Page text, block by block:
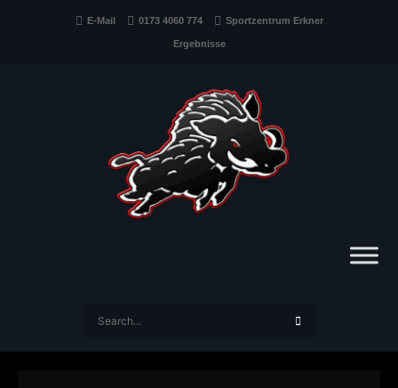
E-Mail 0173 4060 774 Sportzentrum Erkner
Ergebnisse